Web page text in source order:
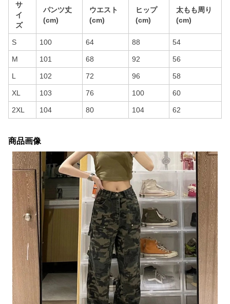
サ
イ
ズ
パンツ丈
(cm)
ウエスト
(cm)
ヒップ
(cm)
太もも周り
(cm)
S 100 64 88 54
M 101 68 92 56
L 102 72 96 58
XL 103 76 100 60
2XL 104 80 104 62
商品画像